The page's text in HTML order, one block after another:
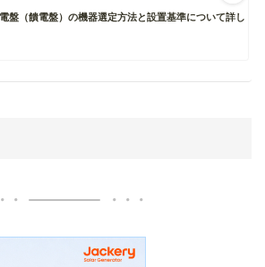
盤（饋電盤）の機器選定方法と設置基準について詳し